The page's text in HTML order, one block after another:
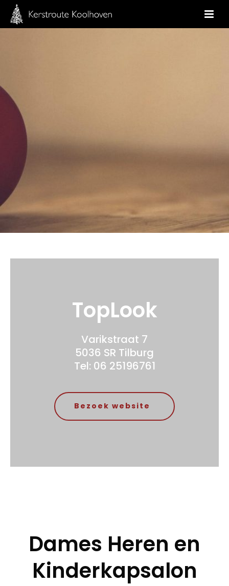
TopLook
Varikstraat 7
5036 SR Tilburg
Tel: 06 25196761
Bezoek website
Dames Heren en
Kinderkapsalon